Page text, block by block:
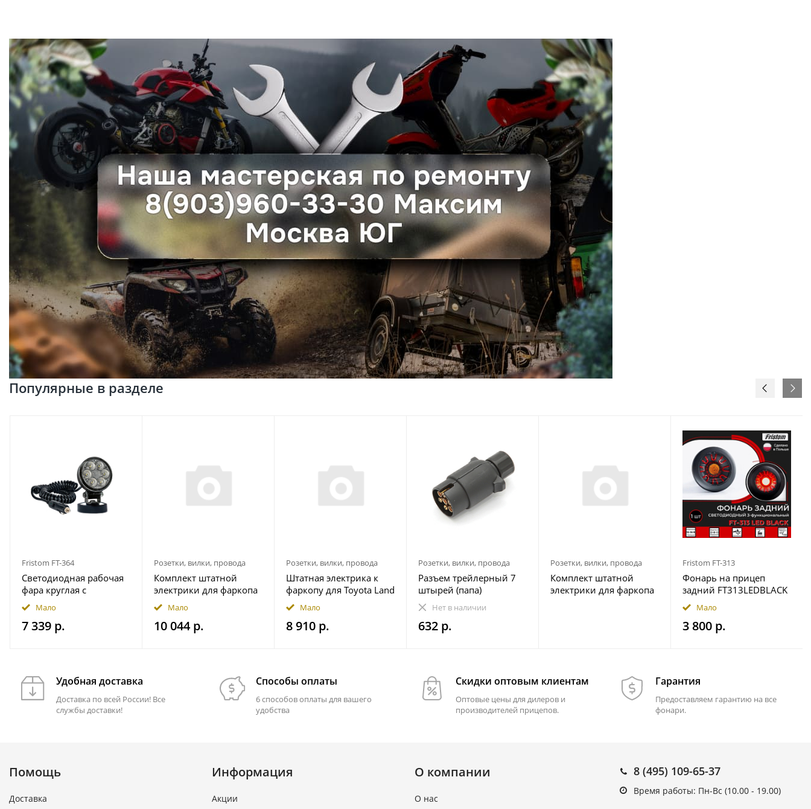
Популярные в разделе
Fristom FT-364
Светодиодная рабочая
фара круглая с
широким световым
потоком мощность
2500 лм на магнитном
Мало
7 339 р.
Розетки, вилки, провода
Комплект штатной
электрики для фаркопа
7-pin JAC T9 2024- с
блоком 7.1 в
герметичном чехле
Мало
10 044 р.
Розетки, вилки, провода
Штатная электрика к
фаркопу для Toyota Land
Cruiser Prado 250 2023-
7-pin
Мало
8 910 р.
Розетки, вилки, провода
Разъем трейлерный 7
штырей (папа)
Нет в наличии
632 р.
Розетки, вилки, провода
Комплект штатной
электрики для фаркопа
Fristom FT-313
Фонарь на прицеп
задний FT313LEDBLACK
12-36В Fristom
Мало
3 800 р.
Удобная доставка
Доставка по всей России! Все
службы доставки!
Способы оплаты
6 способов оплаты для вашего
удобства
Скидки оптовым клиентам
Оптовые цены для дилеров и
производителей прицепов.
Гарантия
Предоставляем гарантию на все
фонари.
Помощь
Доставка
Информация
Акции
О компании
О нас
8 (495) 109-65-37
Время работы: Пн-Вс (10.00 - 19.00)